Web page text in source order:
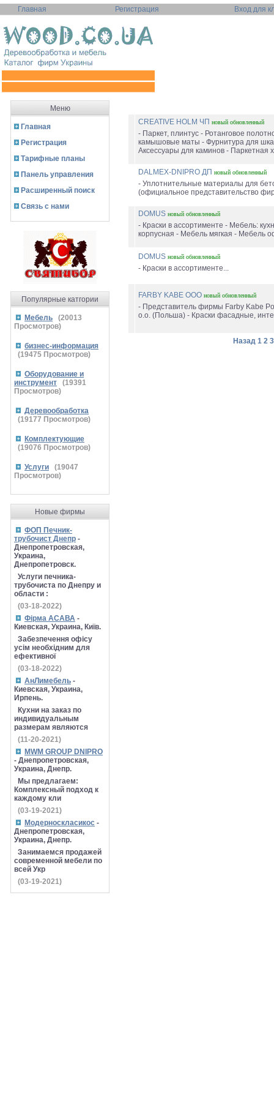
Главная Регистрация Вход для
Меню
Главная
Регистрация
Тарифные планы
Панель управления
Расширенный поиск
Связь с нами
Популярные катгории
Мебель (20013
Просмотров)
бизнес-информация
(19475 Просмотров)
Оборудование и
инструмент
(19391
Просмотров)
Деревообработка
(19177 Просмотров)
Комплектующие
(19076 Просмотров)
Услуги (19047
Просмотров)
Новые фирмы
ФОП Печник-
трубочист Днепр -
Днепропетровская,
Украина,
Днепропетровск.
Услуги печника-
трубочиста по Днепру и
области :
(03-18-2022)
Фірма АСАВА -
Киевская, Украина, Київ.
Забезпечення офісу
усім необхідним для
ефективної
(03-18-2022)
АнЛимебель -
Киевская, Украина,
Ирпень.
Кухни на заказ по
индивидуальным
размерам являются
(11-20-2021)
MWM GROUP DNIPRO
- Днепропетровская,
Украина, Днепр.
Мы предлагаем:
Комплексный подход к
каждому кли
(03-19-2021)
Модерноскласикос -
Днепропетровская,
Украина, Днепр.
Занимаемся продажей
современной мебели по
всей Укр
(03-19-2021)
CREATIVE HOLM ЧП новый обновленный
- Паркет, плинтус - Ротанговое
камышовые маты - Фурнитура для
Аксессуары для каминов - Паркетная
DALMEX-DNIPRO ДП новый обновленный
- Уплотнительные материалы для
(официальное представительство
DOMUS новый обновленный
- Краски в ассортименте - Мебель:
корпусная - Мебель мягкая - Мебель
DOMUS новый обновленный
- Краски в ассортименте...
FARBY KABE ООО новый обновленный
- Представитель фирмы Farby Kabe
o.o. (Польша) - Краски фасадные,
Назад 1 2 3